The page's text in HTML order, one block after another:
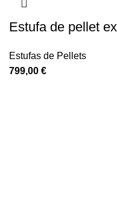
Estufa de pellet
Estufas de Pellets
799,00 €